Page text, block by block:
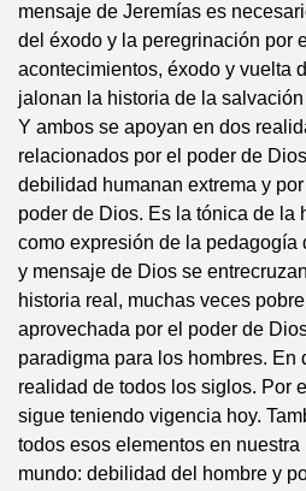
mensaje de Jeremías es
del éxodo y la peregrinación por
acontecimientos, éxodo y vuelta
jalonan la historia de la
Y ambos se apoyan en dos
relacionados por el poder de
debilidad humanan extrema y
poder de Dios. Es la tónica de la
como expresión de la pedagogía
y mensaje de Dios se
historia real, muchas veces
aprovechada por el poder de
paradigma para los hombres. En
realidad de todos los siglos. Por
sigue teniendo vigencia hoy.
todos esos elementos en nuestra
mundo: debilidad del hombre y